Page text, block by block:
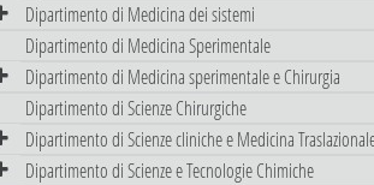
Dipartimento di Medicina dei sistemi
Dipartimento di Medicina Sperimentale
Dipartimento di Medicina sperimentale e Chirurgia
Dipartimento di Scienze Chirurgiche
Dipartimento di Scienze cliniche e Medicina
Dipartimento di Scienze e Tecnologie Chimiche